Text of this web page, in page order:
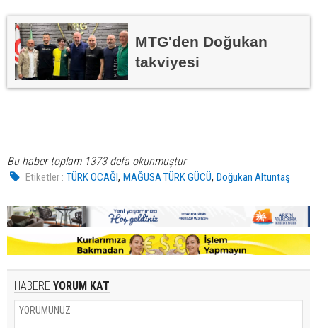
MTG'den Doğukan
takviyesi
Bu haber toplam 1373 defa okunmuştur
Etiketler : TÜRK OCAĞI,MAĞUSA TÜRK GÜCÜ,Doğukan Altuntaş
HABERE YORUM KAT